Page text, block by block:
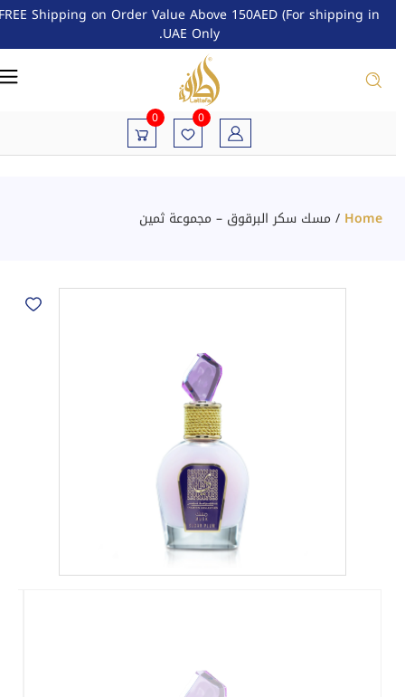
FREE Shipping on Order Value Above 150AED (For shipping in
UAE Only.
0
0
Home
/ مسك سكر البرقوق – مجموعة ثمين